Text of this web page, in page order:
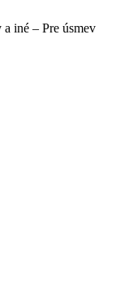
iné – Pre úsmev